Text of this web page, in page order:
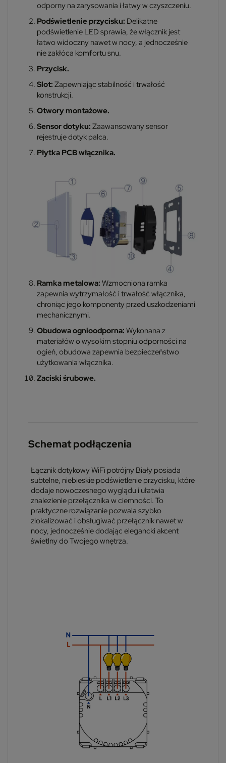
odporny na zarysowania i łatwy w czyszczeniu.
Podświetlenie przycisku: Delikatne
podświetlenie LED sprawia, że włącznik jest
łatwo widoczny nawet w nocy, a jednocześnie
nie zakłóca komfortu snu.
Przycisk.
Slot: Zapewniając stabilność i trwałość
konstrukcji.
Otwory montażowe.
Sensor dotyku: Zaawansowany sensor
rejestruje dotyk palca.
Płytka PCB włącznika.
Ramka metalowa: Wzmocniona ramka
zapewnia wytrzymałość i trwałość włącznika,
chroniąc jego komponenty przed uszkodzeniami
mechanicznymi.
Obudowa ognioodporna: Wykonana z
materiałów o wysokim stopniu odporności na
ogień, obudowa zapewnia bezpieczeństwo
użytkowania włącznika.
Zaciski śrubowe.
Schemat podłączenia
Łącznik dotykowy WiFi potrójny Biały posiada
subtelne, niebieskie podświetlenie przycisku, które
dodaje nowoczesnego wyglądu i ułatwia
znalezienie przełącznika w ciemności. To
praktyczne rozwiązanie pozwala szybko
zlokalizować i obsługiwać przełącznik nawet w
nocy, jednocześnie dodając elegancki akcent
świetlny do Twojego wnętrza.